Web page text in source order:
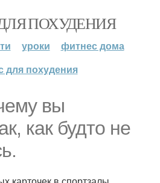
ПОХУДЕНИЯ
уроки
фитнес дома
для похудения
вы
как будто не